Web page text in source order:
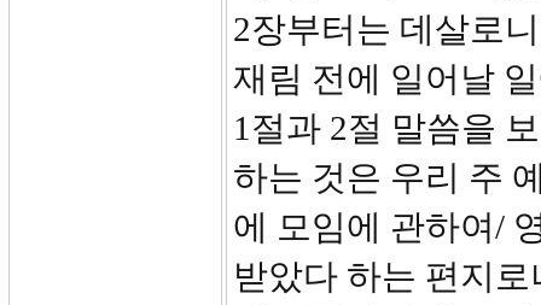
2장부터는 데살로
재림 전에 일어날
1절과 2절 말씀을
하는 것은 우리 주
에 모임에 관하여/
받았다 하는 편지